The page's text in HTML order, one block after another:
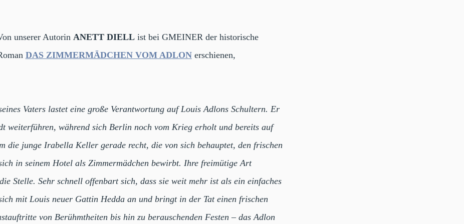
unserer Autorin ANETT DIELList bei GMEINER der historische
DAS ZIMMERMÄDCHEN VOM ADLONerschienen,
Vaters lastet eine große Verantwortung auf Louis Adlons Schultern. Er
weiterführen, während sich Berlin noch vom Krieg erholt und bereits auf
die junge Irabella Keller gerade recht, die von sich behauptet, den frischen
in seinem Hotel als Zimmermädchen bewirbt. Ihre freimütige Art
Stelle. Sehr schnell offenbart sich, dass sie weit mehr ist als ein einfaches
mit Louis neuer Gattin Hedda an und bringt in der Tat einen frischen
von Berühmtheiten bis hin zu berauschenden Festen – das Adlon